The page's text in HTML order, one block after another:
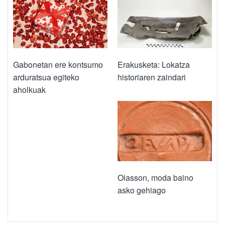
Gabonetan ere kontsumo
arduratsua egiteko
aholkuak
Erakusketa: Lokatza
historiaren zaindari
Oiasson, moda baino
asko gehiago